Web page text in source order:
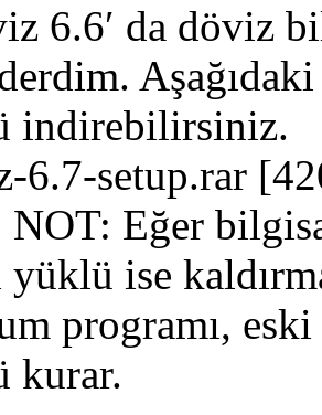
6.6′ da döviz
6.7-setup.rar
Eğer
ise
programı,
kurar.